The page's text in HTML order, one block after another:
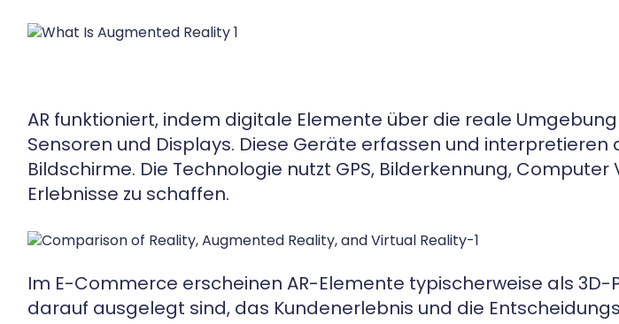
AR funktioniert, indem digitale Elemente über die reale
Sensoren und Displays. Diese Geräte erfassen und
Bildschirme. Die Technologie nutzt GPS, Bilderkennung,
Erlebnisse zu schaffen.
Im E-Commerce erscheinen AR-Elemente typischerweise als
darauf ausgelegt sind, das Kundenerlebnis und die